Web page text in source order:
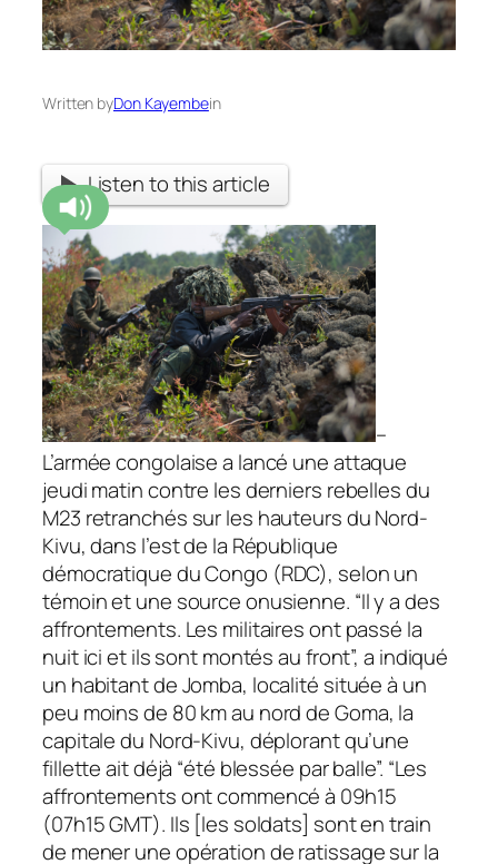
Written byDon Kayembein
Listen to this article
–
L’armée congolaise a lancé une attaque
jeudi matin contre les derniers rebelles du
M23 retranchés sur les hauteurs du Nord-
Kivu, dans l’est de la République
démocratique du Congo (RDC), selon un
témoin et une source onusienne. “Il y a des
affrontements. Les militaires ont passé la
nuit ici et ils sont montés au front”, a indiqué
un habitant de Jomba, localité située à un
peu moins de 80 km au nord de Goma, la
capitale du Nord-Kivu, déplorant qu’une
fillette ait déjà “été blessée par balle”. “Les
affrontements ont commencé à 09h15
(07h15 GMT). Ils [les soldats] sont en train
de mener une opération de ratissage sur la